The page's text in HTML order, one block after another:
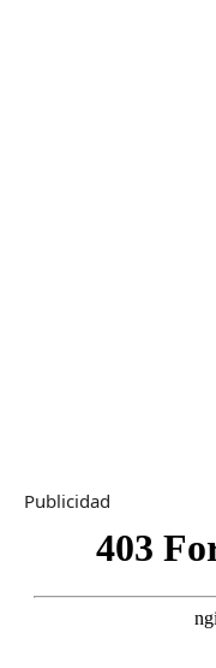
Publicidad